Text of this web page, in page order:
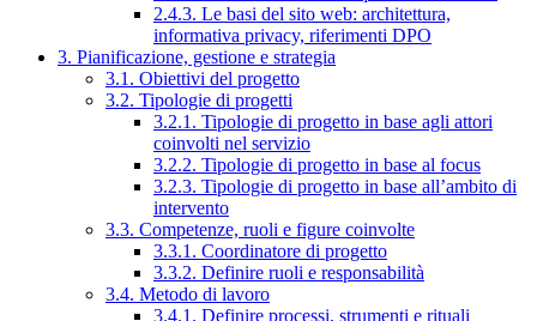
2.4.3. Le basi del sito web: architettura,
informativa privacy, riferimenti DPO
3. Pianificazione, gestione e strategia
3.1. Obiettivi del progetto
3.2. Tipologie di progetti
3.2.1. Tipologie di progetto in base agli attori
coinvolti nel servizio
3.2.2. Tipologie di progetto in base al focus
3.2.3. Tipologie di progetto in base all’ambito di
intervento
3.3. Competenze, ruoli e figure coinvolte
3.3.1. Coordinatore di progetto
3.3.2. Definire ruoli e responsabilità
3.4. Metodo di lavoro
3.4.1. Definire processi, strumenti e rituali